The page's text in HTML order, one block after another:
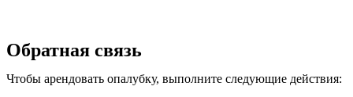
Обратная связь
Чтобы арендовать опалубку, выполните следующие действия: